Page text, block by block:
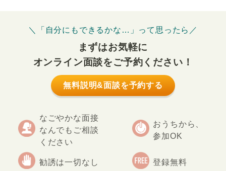
＼「自分にもできるかな…」って思ったら／
まずはお気軽に
オンライン面談をご予約ください！
無料説明&面談を予約する
なごやかな面接
なんでもご相談
ください
おうちから、
参加OK
勧誘は一切なし 登録無料